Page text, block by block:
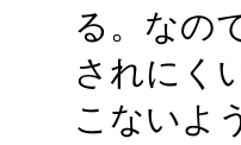
る。なの
されにく
こないよ